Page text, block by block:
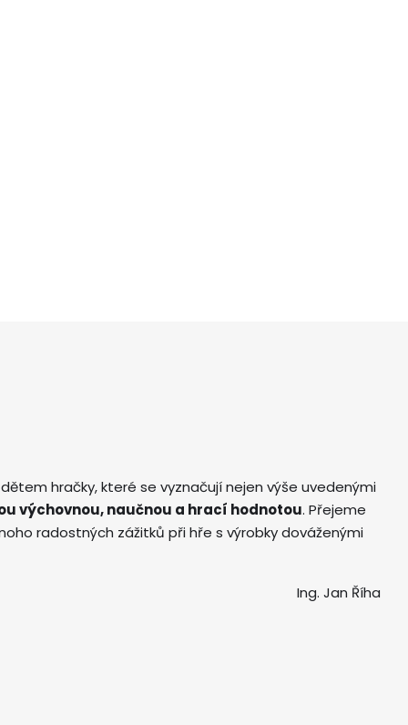
hračky, které se vyznačují nejen výše uvedenými
výchovnou, naučnou a hrací hodnotou. Přejeme
radostných zážitků při hře s výrobky dováženými
Ing. Jan Říha